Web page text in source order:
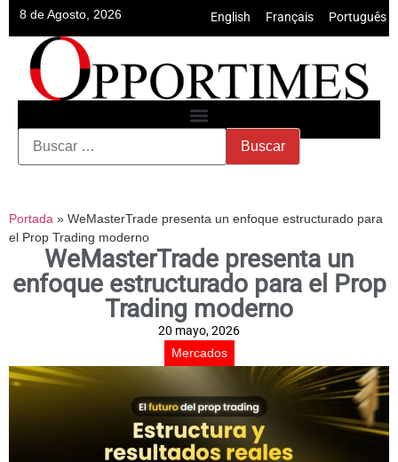
8 de Agosto, 2026 English Français Português
Portada » WeMasterTrade presenta un enfoque estructurado para
el Prop Trading moderno
WeMasterTrade presenta un
enfoque estructurado para el Prop
Trading moderno
20 mayo, 2026
Mercados